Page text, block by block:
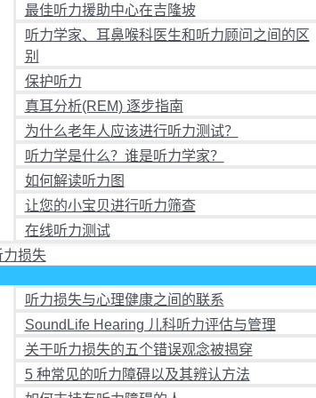
最佳听力援助中心在吉隆坡
听力学家、耳鼻喉科医生和听力顾问之间的区
别
保护听力
真耳分析(REM) 逐步指南
为什么老年人应该进行听力测试？
听力学是什么？谁是听力学家？
如何解读听力图
让您的小宝贝进行听力筛查
在线听力测试
力损失
听力损失与心理健康之间的联系
SoundLife Hearing 儿科听力评估与管理
关于听力损失的五个错误观念被揭穿
5 种常见的听力障碍以及其辨认方法